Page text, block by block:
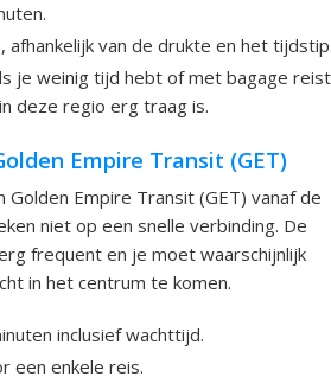
afhankelijk van de drukte en het
je weinig tijd hebt of met bagage
deze regio erg traag is.
Empire Transit (GET)
Golden Empire Transit (GET) vanaf de
niet op een snelle verbinding. De
frequent en je moet waarschijnlijk
in het centrum te komen.
inclusief wachttijd.
een enkele reis.